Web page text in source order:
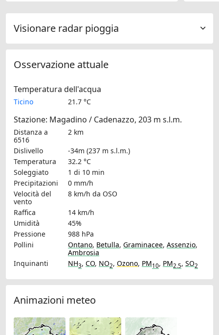
Visionare radar pioggia
Osservazione attuale
Temperatura dell'acqua
Ticino 21.7 °C
Stazione: Magadino / Cadenazzo, 203 m s.l.m.
Distanza a
6516
2 km
Dislivello
-34m (237 m s.l.m.)
Temperatura
32.2 °C
Soleggiato
1 di 10 min
Precipitazioni
0 mm/h
Velocità del
vento
8 km/h da OSO
Raffica
14 km/h
Umidità
45%
Pressione
988 hPa
Pollini
Ontano, Betulla, Graminacee, Assenzio,
Ambrosia
Inquinanti
NH3, CO, NO2, Ozono, PM10, PM2.5, SO2
Animazioni meteo